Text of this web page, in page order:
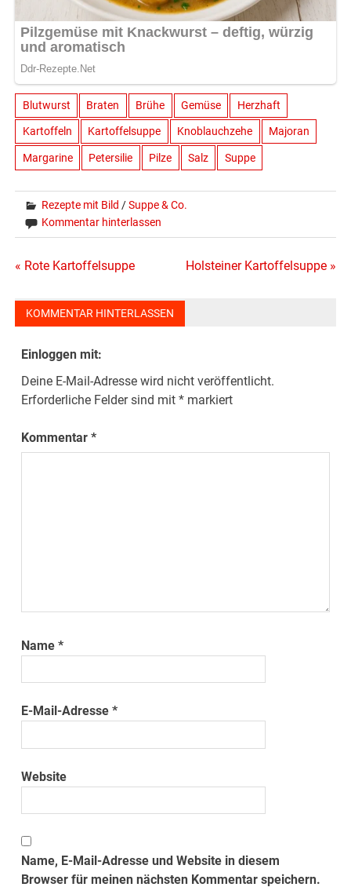
Blutwurst Braten Brühe Gemüse Herzhaft
Kartoffeln Kartoffelsuppe Knoblauchzehe Majoran
Margarine Petersilie Pilze Salz Suppe
Rezepte mit Bild /Suppe & Co.
Kommentar hinterlassen
Beitragsnavigation
« Rote Kartoffelsuppe Holsteiner Kartoffelsuppe »
KOMMENTAR HINTERLASSEN
Einloggen mit:
Deine E-Mail-Adresse wird nicht veröffentlicht.
Erforderliche Felder sind mit* markiert
Kommentar*
Name*
E-Mail-Adresse*
Website
Name, E-Mail-Adresse und Website in diesem
Browser für meinen nächsten Kommentar speichern.